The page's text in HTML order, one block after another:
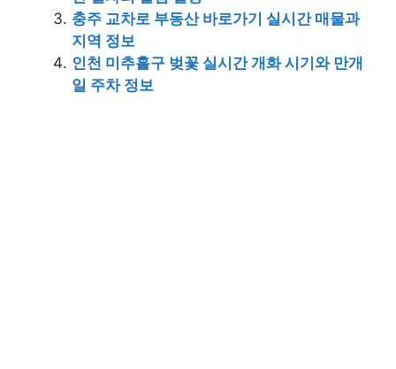
충주 교차로 부동산 바로가기 실시간 매물과
지역 정보
인천 미추홀구 벚꽃 실시간 개화 시기와 만개
일 주차 정보